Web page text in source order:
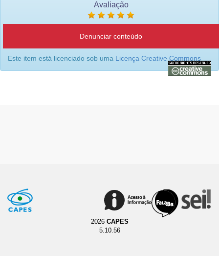
Avaliação
Denunciar conteúdo
Este item está licenciado sob uma Licença Creative Commons
2026 CAPES
5.10.56